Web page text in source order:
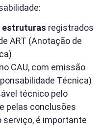
estruturas registrados
ART (Anotação de
CAU, com emissão
Técnica)
técnico pelo
pelas conclusões
é importante